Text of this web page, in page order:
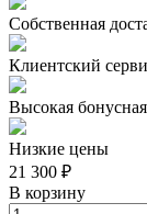
Собственная
Клиентский
Высокая
Низкие цены
21 300 ₽
В корзину